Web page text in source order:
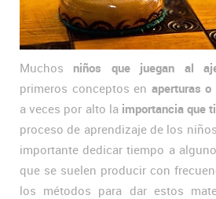
Muchos niños que juegan al
primeros conceptos en aperturas o
a veces por alto la importancia que
proceso de aprendizaje de los
importante dedicar tiempo a
que se suelen producir con
los métodos para dar estos